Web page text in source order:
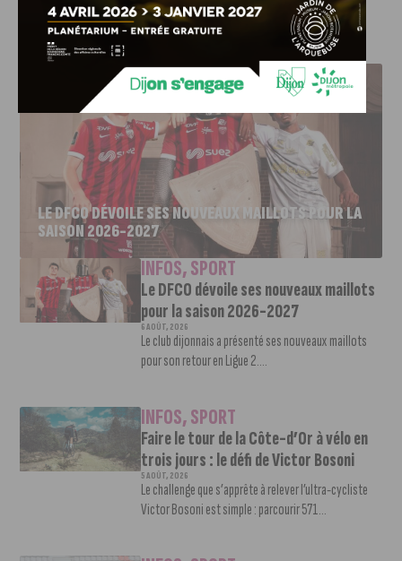
J'AIME LE DFCO
LE DFCO DÉVOILE SES NOUVEAUX MAILLOTS POUR LA
SAISON 2026-2027
INFOS,SPORT
Le DFCO dévoile ses nouveaux maillots
pour la saison 2026-2027
6 AOÛT, 2026
Le club dijonnais a présenté ses nouveaux maillots
pour son retour en Ligue 2....
INFOS,SPORT
Faire le tour de la Côte-d’Or à vélo en
trois jours : le défi de Victor Bosoni
5 AOÛT, 2026
Le challenge que s’apprête à relever l’ultra-cycliste
Victor Bosoni est simple : parcourir 571...